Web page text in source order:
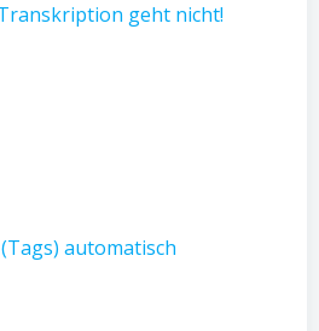
geht nicht!
automatisch